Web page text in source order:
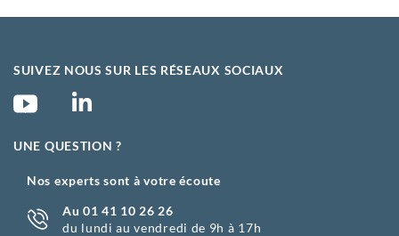
UNE QUESTION ?
Nos experts sont à votre écoute
Au 01 41 10 26 26
du lundi au vendredi de 9h à 17h
SUIVEZ NOUS SUR LES RÉSEAUX SOCIAUX